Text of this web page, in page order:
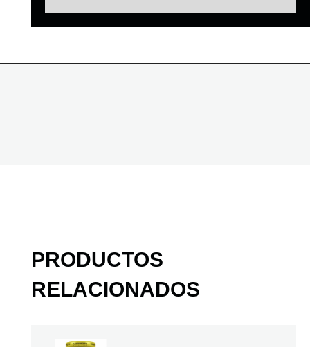
PRODUCTOS
RELACIONADOS